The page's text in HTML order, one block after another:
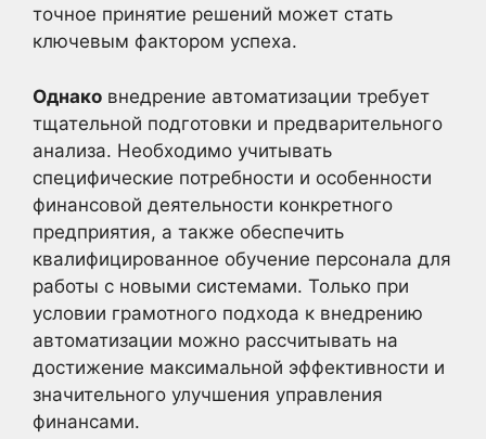
точное принятие решений может стать
ключевым фактором успеха.
Однако внедрение автоматизации требует
тщательной подготовки и предварительного
анализа. Необходимо учитывать
специфические потребности и особенности
финансовой деятельности конкретного
предприятия, а также обеспечить
квалифицированное обучение персонала для
работы с новыми системами. Только при
условии грамотного подхода к внедрению
автоматизации можно рассчитывать на
достижение максимальной эффективности и
значительного улучшения управления
финансами.